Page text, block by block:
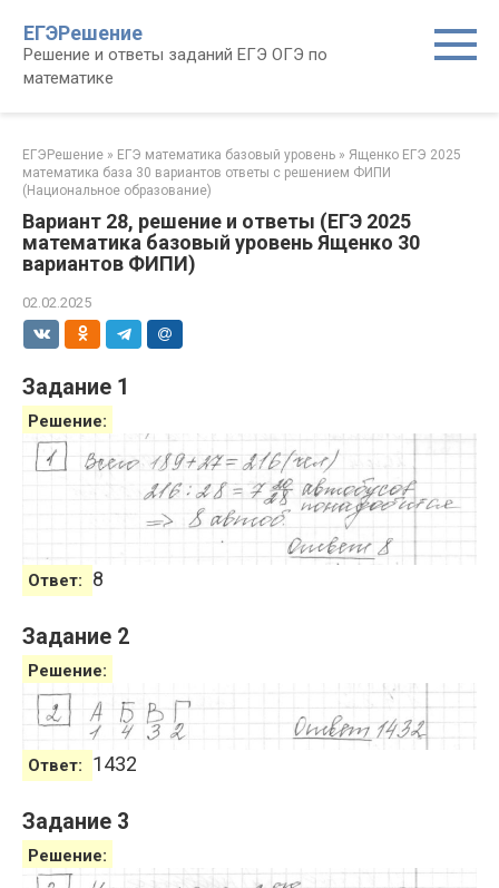
контенту
ЕГЭРешение
Решение и ответы заданий ЕГЭ ОГЭ по
математике
ЕГЭРешение » ЕГЭ математика базовый уровень » Ященко ЕГЭ 2025
математика база 30 вариантов ответы с решением ФИПИ
(Национальное образование)
Вариант 28, решение и ответы (ЕГЭ 2025
математика базовый уровень Ященко 30
вариантов ФИПИ)
02.02.2025
Задание 1
Решение:
Ответ: 8
Задание 2
Решение:
Ответ: 1432
Задание 3
Решение: